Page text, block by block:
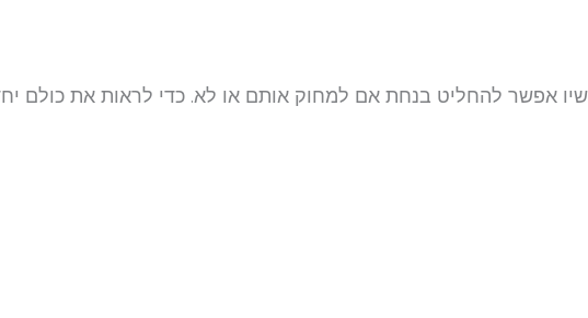
אפשר להחליט בנחת אם למחוק אותם או לא. כדי לראות את